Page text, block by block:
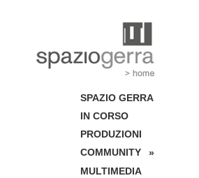
SPAZIO GERRA
IN CORSO
PRODUZIONI
COMMUNITY
»
MULTIMEDIA